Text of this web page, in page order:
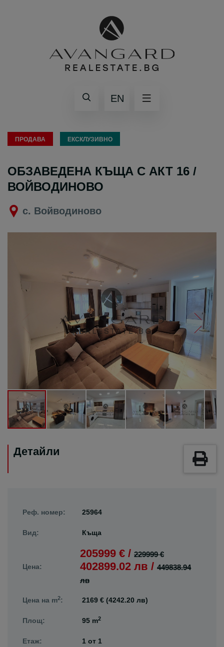
EN
ПРОДАВА ЕКСКЛУЗИВНО
ОБЗАВЕДЕНА КЪЩА С АКТ 16 /
ВОЙВОДИНОВО
с. Войводиново
Детайли
Реф. номер: 25964
Вид: Къща
Цена:
205999 € / 229999 €
402899.02 лв / 449838.94
лв
Цена на m2: 2169 € (4242.20 лв)
Площ: 95 m2
Етаж: 1 от 1